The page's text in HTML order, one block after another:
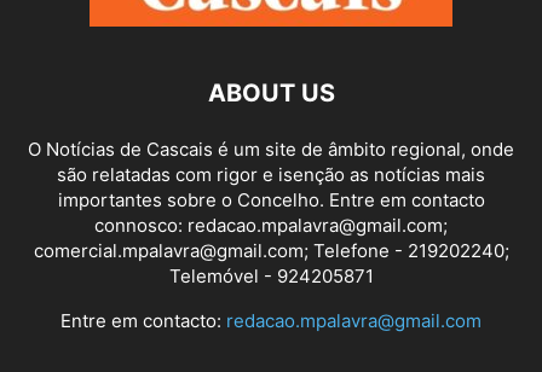
ABOUT US
O Notícias de Cascais é um site de âmbito regional, onde
são relatadas com rigor e isenção as notícias mais
importantes sobre o Concelho. Entre em contacto
connosco: redacao.mpalavra@gmail.com;
comercial.mpalavra@gmail.com; Telefone - 219202240;
Telemóvel - 924205871
Entre em contacto: redacao.mpalavra@gmail.com